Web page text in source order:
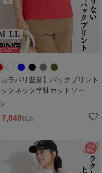
%OFF
カラバリ豊富】バックプリント
ックネック半袖カットソー
7,040税込